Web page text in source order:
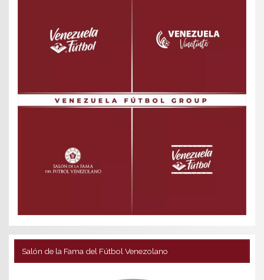
Salón de la Fama del Fútbol Venezolano